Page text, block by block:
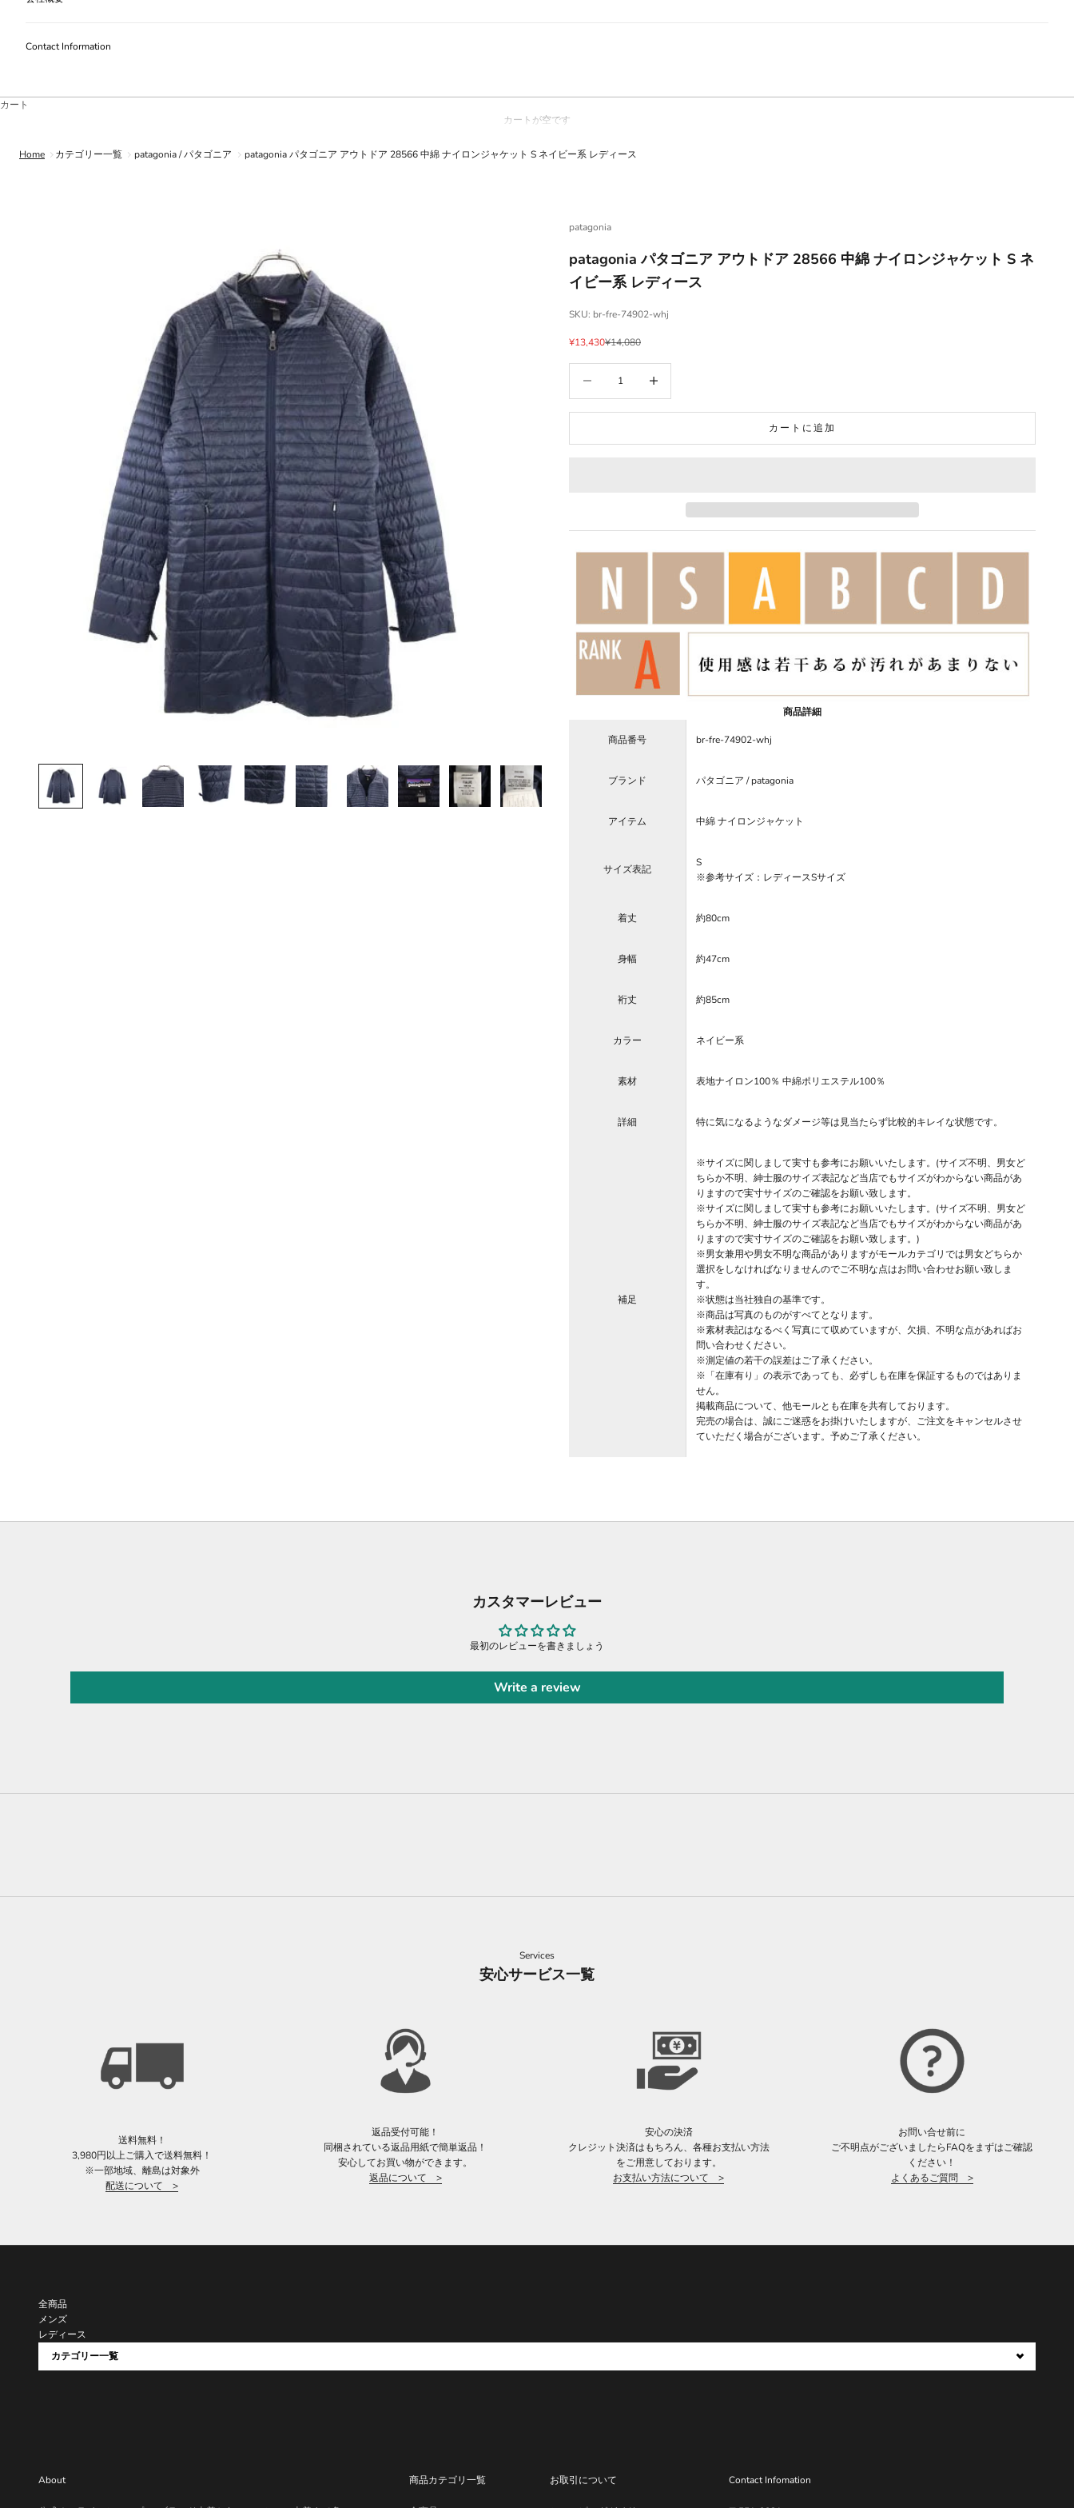
Contact Information
カート
カートが空です
Home カテゴリー一覧 patagonia / パタゴニア patagonia パタゴニア アウトドア 28566 中綿 ナイロンジャケット S ネイビー系 レディース
patagonia
patagonia パタゴニア アウトドア 28566 中綿 ナイロンジャケット S ネ
イビー系 レディース
SKU: br-fre-74902-whj
セール価格
¥13,430通常価格
¥14,080
カートに追加
商品詳細
商品番号 br-fre-74902-whj
ブランド パタゴニア / patagonia
アイテム 中綿 ナイロンジャケット
サイズ表記
S
※参考サイズ：レディースSサイズ
着丈 約80cm
身幅 約47cm
裄丈 約85cm
カラー ネイビー系
素材 表地ナイロン100％ 中綿ポリエステル100％
詳細 特に気になるようなダメージ等は見当たらず比較的キレイな状態です。
補足
※サイズに関しまして実寸も参考にお願いいたします。(サイズ不明、男女ど
ちらか不明、紳士服のサイズ表記など当店でもサイズがわからない商品があ
りますので実寸サイズのご確認をお願い致します。
※サイズに関しまして実寸も参考にお願いいたします。(サイズ不明、男女ど
ちらか不明、紳士服のサイズ表記など当店でもサイズがわからない商品があ
りますので実寸サイズのご確認をお願い致します。)
※男女兼用や男女不明な商品がありますがモールカテゴリでは男女どちらか
選択をしなければなりませんのでご不明な点はお問い合わせお願い致しま
す。
※状態は当社独自の基準です。
※商品は写真のものがすべてとなります。
※素材表記はなるべく写真にて収めていますが、欠損、不明な点があればお
問い合わせください。
※測定値の若干の誤差はご了承ください。
※「在庫有り」の表示であっても、必ずしも在庫を保証するものではありま
せん。
掲載商品について、他モールとも在庫を共有しております。
完売の場合は、誠にご迷惑をお掛けいたしますが、ご注文をキャンセルさせ
ていただく場合がございます。予めご了承ください。
カスタマーレビュー
最初のレビューを書きましょう
Write a review
Services
安心サービス一覧
送料無料！
3,980円以上ご購入で送料無料！
※一部地域、離島は対象外
配送について >
返品受付可能！
同梱されている返品用紙で簡単返品！
安心してお買い物ができます。
返品について >
安心の決済
クレジット決済はもちろん、各種お支払い方法
をご用意しております。
お支払い方法について >
お問い合せ前に
ご不明点がございましたらFAQをまずはご確認
ください！
よくあるご質問 >
全商品
メンズ
レディース
カテゴリー一覧
About 商品カテゴリ一覧 お取引について Contact Infomation